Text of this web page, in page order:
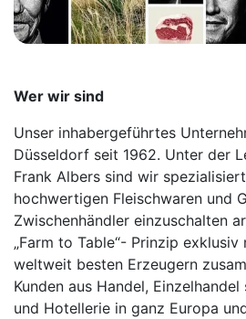
Wer wir sind
Unser inhabergeführtes
Düsseldorf seit 1962. Unter der
Frank Albers sind wir
hochwertigen Fleischwaren und
Zwischenhändler einzuschalten
„Farm to Table“- Prinzip
weltweit besten Erzeugern
Kunden aus Handel,
und Hotellerie in ganz Europa